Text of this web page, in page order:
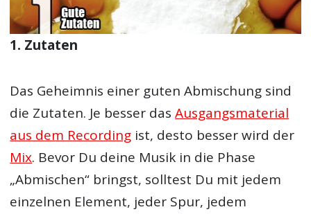
1. Zutaten
Das Geheimnis einer guten Abmischung sind
die Zutaten. Je besser dasAusgangsmaterial
aus dem Recording ist, desto besser wird der
Mix. Bevor Du deine Musik in die Phase
„Abmischen“ bringst, solltest Du mit jedem
einzelnen Element, jeder Spur, jedem